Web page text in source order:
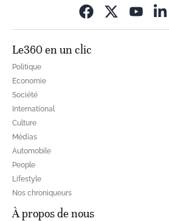
Le360 en un clic
Politique
Economie
Société
International
Culture
Médias
Automobile
People
Lifestyle
Nos chroniqueurs
À propos de nous